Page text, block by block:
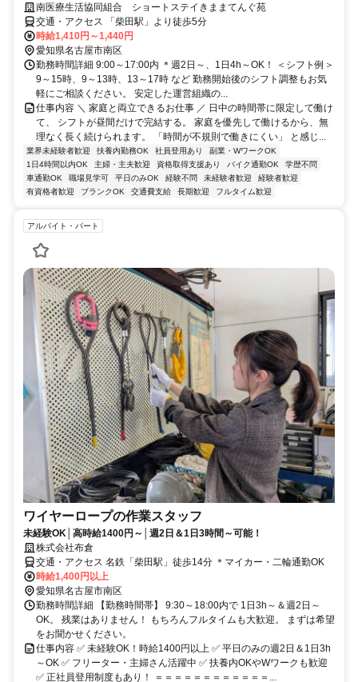
南医療生活協同組合 ショートステイきままてんぐ苑
交通・アクセス 「柴田駅」より徒歩5分
時給1,410円～1,440円
愛知県名古屋市南区
勤務時間詳細 9:00～17:00内 ＊週2日～、1日4h～OK！ ＜シフト例＞
9～15時、9～13時、13～17時 など 勤務開始後のシフト調整もお気
軽にご相談ください。 安定した運営組織の...
仕事内容 ＼ 家庭と両立できるお仕事 ／ 日中の時間帯に限定して働け
て、 シフトが昼間だけで完結する。 家庭を優先して働けるから、無
理なく長く続けられます。 「時間が不規則で働きにくい」 と感じ...
業界未経験者歓迎 扶養内勤務OK 社員登用あり
副業・WワークOK
1日4時間以内OK
主婦・主夫歓迎 資格取得支援あり バイク通勤OK
学歴不問
車通勤OK
職場見学可 平日のみOK 経験不問 未経験者歓迎
経験者歓迎
有資格者歓迎
ブランクOK 交通費支給 長期歓迎 フルタイム歓迎
アルバイト・パート
ワイヤーロープの作業スタッフ
未経験OK│高時給1400円～│週2日＆1日3時間～可能！
株式会社布倉
交通・アクセス 名鉄「柴田駅」徒歩14分 ＊マイカー・二輪通勤OK
時給1,400円以上
愛知県名古屋市南区
勤務時間詳細 【勤務時間帯】 9:30～18:00内で 1日3h～＆週2日～
OK。 残業はありません！ もちろんフルタイムも大歓迎。 まずは希望
をお聞かせください。
仕事内容 ✅ 未経験OK！時給1400円以上 ✅ 平日のみの週2日＆1日3h
～OK ✅ フリーター・主婦さん活躍中 ✅ 扶養内OKやWワークも歓迎
✅ 正社員登用制度もあり！ ＝＝＝＝＝＝＝＝＝＝＝＝...